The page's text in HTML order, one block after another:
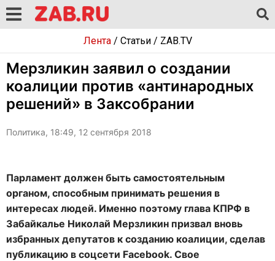
Лента/ Статьи/ ZAB.TV
Мерзликин заявил о создании
коалиции против «антинародных
решений» в Заксобрании
Политика, 18:49, 12 сентября 2018
Парламент должен быть самостоятельным
органом, способным принимать решения в
интересах людей. Именно поэтому глава КПРФ в
Забайкалье Николай Мерзликин призвал вновь
избранных депутатов к созданию коалиции, сделав
публикацию в соцсети Facebook. Свое